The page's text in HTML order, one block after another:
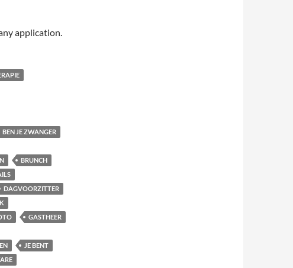
application.
BEN JE ZWANGER
BRUNCH
DAGVOORZITTER
GASTHEER
JE BENT